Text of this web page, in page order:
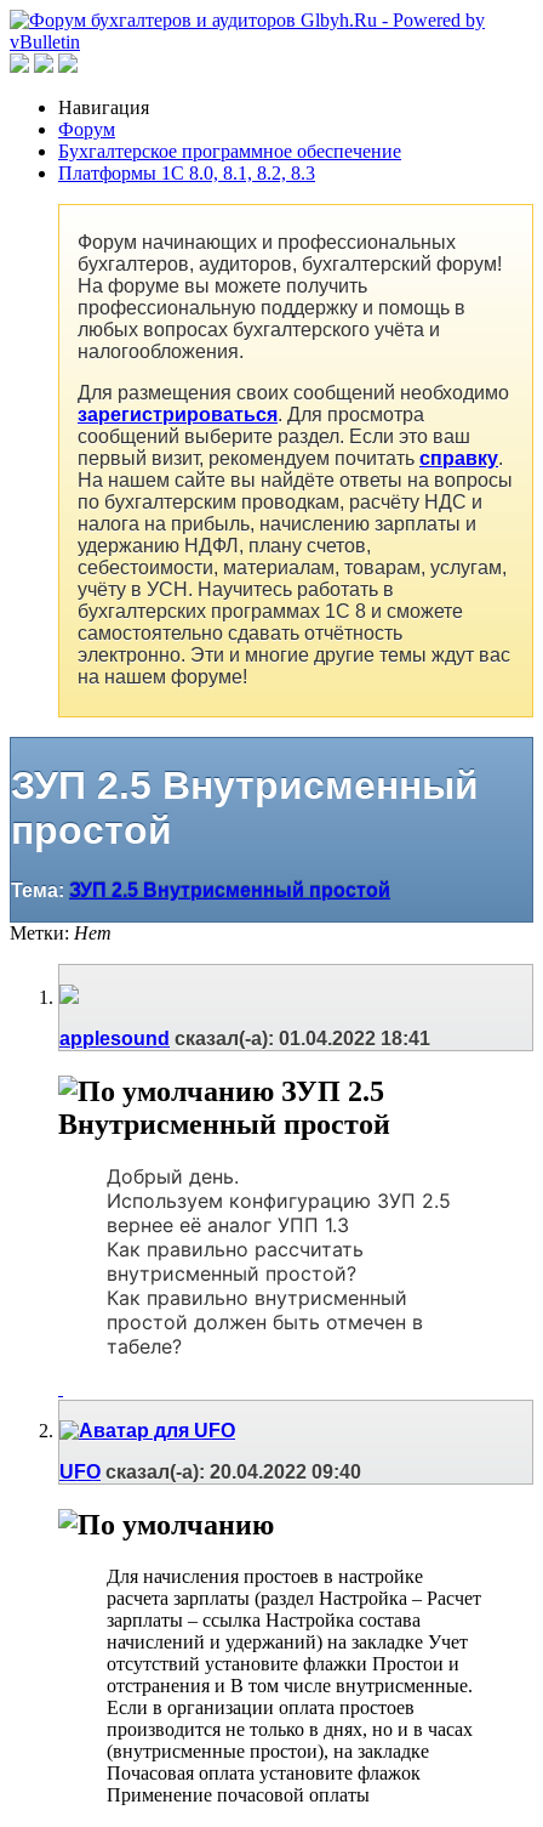
Навигация
Форум
Бухгалтерское программное обеспечение
Платформы 1C 8.0, 8.1, 8.2, 8.3
Форум начинающих и профессиональных
бухгалтеров, аудиторов, бухгалтерский форум!
На форуме вы можете получить
профессиональную поддержку и помощь в
любых вопросах бухгалтерского учёта и
налогообложения.
Для размещения своих сообщений необходимо
зарегистрироваться. Для просмотра
сообщений выберите раздел. Если это ваш
первый визит, рекомендуем почитать справку.
На нашем сайте вы найдёте ответы на вопросы
по бухгалтерским проводкам, расчёту НДС и
налога на прибыль, начислению зарплаты и
удержанию НДФЛ, плану счетов,
себестоимости, материалам, товарам, услугам,
учёту в УСН. Научитесь работать в
бухгалтерских программах 1С 8 и сможете
самостоятельно сдавать отчётность
электронно. Эти и многие другие темы ждут вас
на нашем форуме!
ЗУП 2.5 Внутрисменный
простой
Тема: ЗУП 2.5 Внутрисменный простой
Метки: Нет
applesound сказал(-а): 01.04.2022 18:41
ЗУП 2.5
Внутрисменный простой
Добрый день.
Используем конфигурацию ЗУП 2.5
вернее её аналог УПП 1.3
Как правильно рассчитать
внутрисменный простой?
Как правильно внутрисменный
простой должен быть отмечен в
табеле?
UFO сказал(-а): 20.04.2022 09:40
Для начисления простоев в настройке
расчета зарплаты (раздел Настройка – Расчет
зарплаты – ссылка Настройка состава
начислений и удержаний) на закладке Учет
отсутствий установите флажки Простои и
отстранения и В том числе внутрисменные.
Если в организации оплата простоев
производится не только в днях, но и в часах
(внутрисменные простои), на закладке
Почасовая оплата установите флажок
Применение почасовой оплаты